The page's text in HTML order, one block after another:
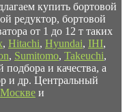
купить бортовой
редуктор, бортовой
от 1 до 12 т таких
, Hitachi, Hyundai, IHI,
, Sumitomo, Takeuchi,
подбора и качества, а
и др. Центральный
Москве и